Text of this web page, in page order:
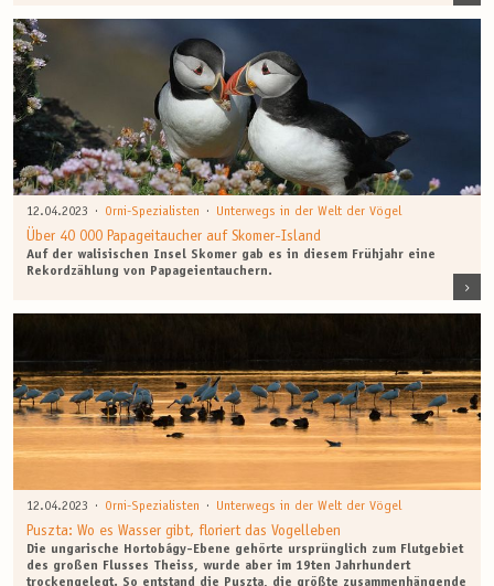
12.04.2023 · Orni-Spezialisten · Unterwegs in der Welt der Vögel
Über 40 000 Papageitaucher auf Skomer-Island
Auf der walisischen Insel Skomer gab es in diesem Frühjahr eine
Rekordzählung von Papageientauchern.
12.04.2023 · Orni-Spezialisten · Unterwegs in der Welt der Vögel
Puszta: Wo es Wasser gibt, floriert das Vogelleben
Die ungarische Hortobágy-Ebene gehörte ursprünglich zum Flutgebiet
des großen Flusses Theiss, wurde aber im 19ten Jahrhundert
trockengelegt. So entstand die Puszta, die größte zusammenhängende